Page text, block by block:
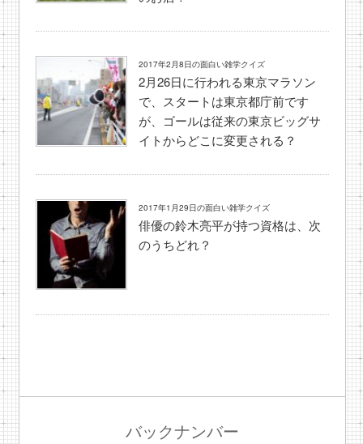
2017年2月8日の面白い雑学クイズ
2月26日に行われる東京マラソン
で、スタートは東京都庁前です
が、ゴールは従来の東京ビッグサ
イトからどこに変更される？
2017年1月29日の面白い雑学クイズ
俳優の鈴木亮平が持つ資格は、次
のうちどれ？
バックナンバー